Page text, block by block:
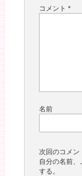
コメント *
名前
次回のコメン
自分の名前
する。